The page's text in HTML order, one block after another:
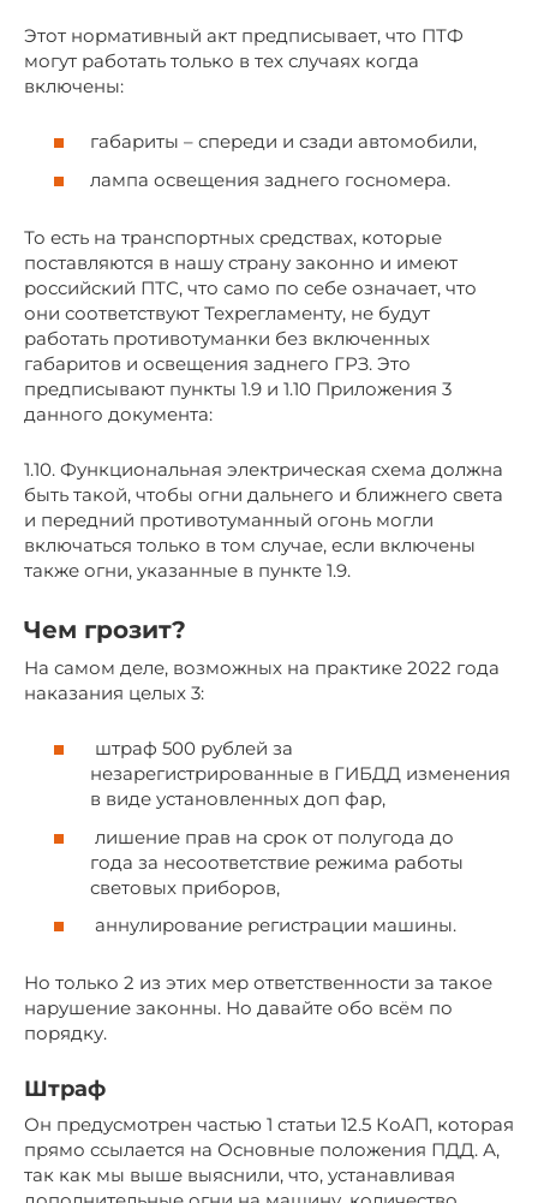
Этот нормативный акт предписывает, что ПТФ
могут работать только в тех случаях когда
включены:
габариты – спереди и сзади автомобили,
лампа освещения заднего госномера.
То есть на транспортных средствах, которые
поставляются в нашу страну законно и имеют
российский ПТС, что само по себе означает, что
они соответствуют Техрегламенту, не будут
работать противотуманки без включенных
габаритов и освещения заднего ГРЗ. Это
предписывают пункты 1.9 и 1.10 Приложения 3
данного документа:
1.10. Функциональная электрическая схема должна
быть такой, чтобы огни дальнего и ближнего света
и передний противотуманный огонь могли
включаться только в том случае, если включены
также огни, указанные в пункте 1.9.
Чем грозит?
На самом деле, возможных на практике 2022 года
наказания целых 3:
штраф 500 рублей за
незарегистрированные в ГИБДД изменения
в виде установленных доп фар,
лишение прав на срок от полугода до
года за несоответствие режима работы
световых приборов,
аннулирование регистрации машины.
Но только 2 из этих мер ответственности за такое
нарушение законны. Но давайте обо всём по
порядку.
Штраф
Он предусмотрен частью 1 статьи 12.5 КоАП, которая
прямо ссылается на Основные положения ПДД. А,
так как мы выше выяснили, что, устанавливая